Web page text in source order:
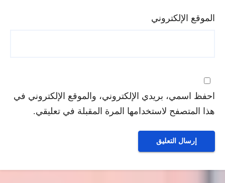
الموقع الإلكتروني
احفظ اسمي، بريدي الإلكتروني، والموقع الإلكتروني في
هذا المتصفح لاستخدامها المرة المقبلة في تعليقي.